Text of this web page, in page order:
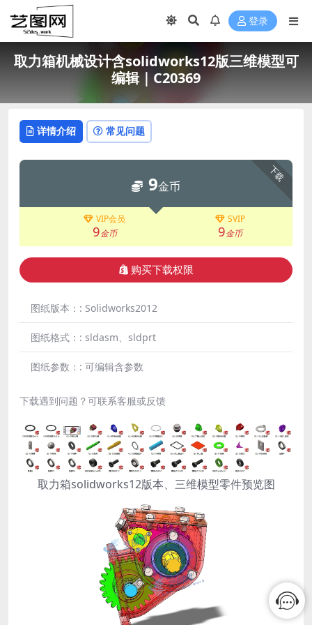
登录
取力箱机械设计含solidworks12版三维模型可
编辑｜C20369
详情介绍 常见问题
下载
9金币
VIP会员
9金币
SVIP
9金币
购买下载权限
图纸版本：: Solidworks2012
图纸格式：: sldasm、sldprt
图纸参数：: 可编辑含参数
下载遇到问题？可联系客服或反馈
取力箱solidworks12版本、三维模型零件预览图